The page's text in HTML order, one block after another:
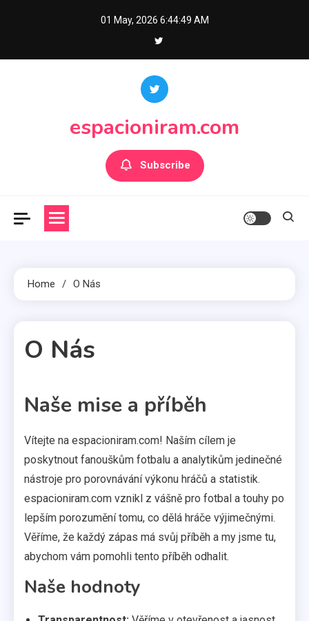
01 May, 2026 6:44:49 AM
espacioniram.com
Subscribe
Home O Nás
O Nás
2 MINS READ
Naše mise a příběh
Vítejte na espacioniram.com! Naším cílem je
poskytnout fanouškům fotbalu a analytikům jedinečné
nástroje pro porovnávání výkonu hráčů a statistik.
espacioniram.com vznikl z vášně pro fotbal a touhy po
lepším porozumění tomu, co dělá hráče výjimečnými.
Věříme, že každý zápas má svůj příběh a my jsme tu,
abychom vám pomohli tento příběh odhalit.
Naše hodnoty